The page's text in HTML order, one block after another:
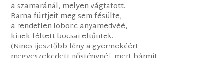
a szamaránál, melyen vágtatott.
Barna fürtjeit meg sem fésülte,
a rendetlen lobonc anyamedvéé,
kinek féltett bocsai eltűntek.
(Nincs ijesztőbb lény a gyermekéért